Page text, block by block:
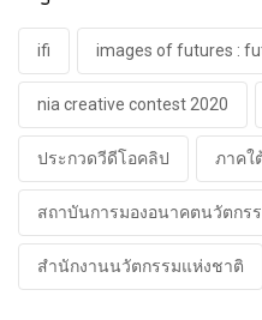
ifi images of futures :
nia creative contest 2020
ประกวดวีดีโอคลิป ภาคใ
สถาบันการมองอนาคตนวัตกร
สำนักงานนวัตกรรมแห่งชาติ